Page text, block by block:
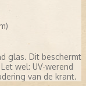
glas. Dit beschermt
wel: UV-werend
van de krant.